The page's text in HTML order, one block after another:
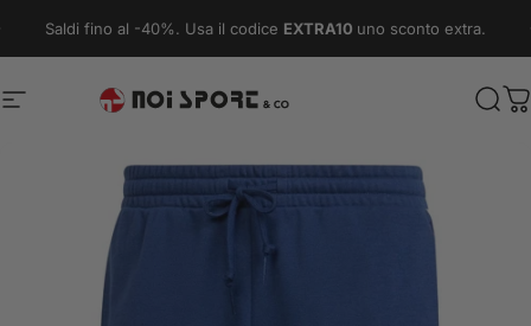
Saldi fino al -40%. Usa il codice EXTRA10 uno sconto extra.
Navigazione del sito
Noi Sport & Co.